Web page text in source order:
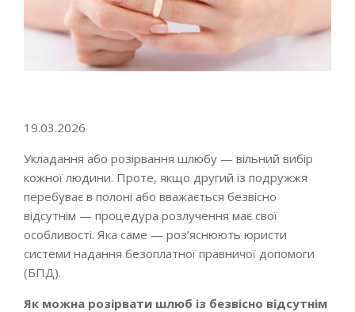
19.03.2026
Укладання або розірвання шлюбу — вільний вибір
кожної людини. Проте, якщо другий із подружжя
перебуває в полоні або вважається безвісно
відсутнім — процедура розлучення має свої
особливості. Яка саме — роз’яснюють юристи
системи надання безоплатної правничої допомоги
(БПД).
Як можна розірвати шлюб із безвісно відсутнім